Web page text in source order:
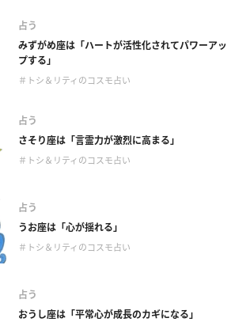
占う
みずがめ座は「ハートが活性化されてパワーアッ
プする」
＃トシ＆リティのコスモ占い
占う
さそり座は「言霊力が激烈に高まる」
＃トシ＆リティのコスモ占い
占う
うお座は「心が揺れる」
＃トシ＆リティのコスモ占い
占う
おうし座は「平常心が成長のカギになる」